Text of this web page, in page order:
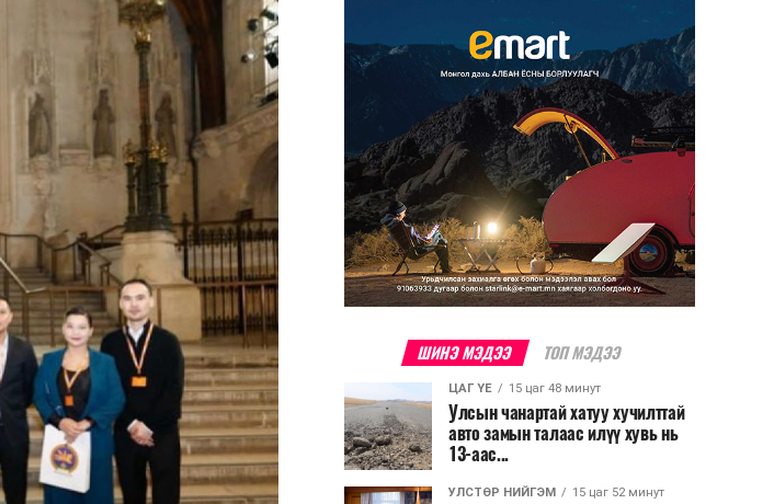
ШИНЭ МЭДЭЭ ТОП МЭДЭЭ
ЦАГ ҮЕ 15 цаг 48 минут
Улсын чанартай хатуу хучилттай
авто замын талаас илүү хувь нь
13-аас...
УЛСТӨР НИЙГЭМ 15 цаг 52 минут